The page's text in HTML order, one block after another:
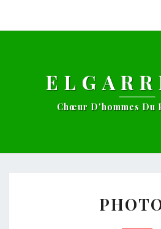
Chœur D'hommes Du